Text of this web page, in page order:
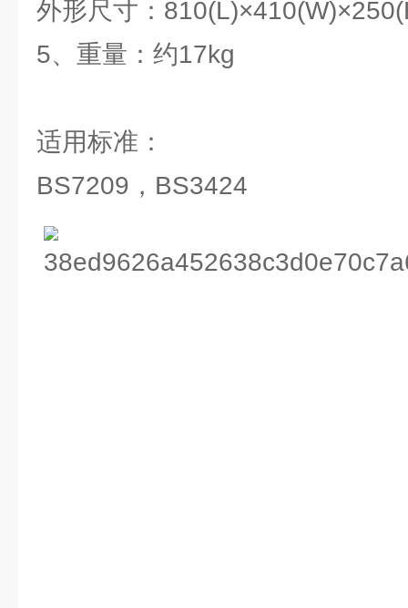
外形尺寸：
5、重量：约17kg
适用标准：
BS7209，BS3424